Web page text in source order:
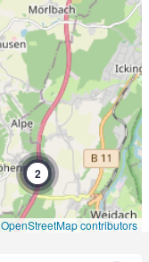
2
OpenStreetMap contributors